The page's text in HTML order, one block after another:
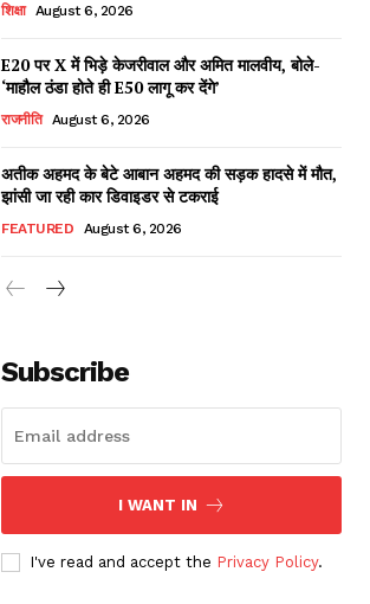
शिक्षा August 6, 2026
E20 पर X में भिड़े केजरीवाल और अमित मालवीय, बोले-
‘माहौल ठंडा होते ही E50 लागू कर देंगे’
राजनीति August 6, 2026
अतीक अहमद के बेटे आबान अहमद की सड़क हादसे में मौत,
झांसी जा रही कार डिवाइडर से टकराई
FEATURED August 6, 2026
Subscribe
I WANT IN
I've read and accept the Privacy Policy.